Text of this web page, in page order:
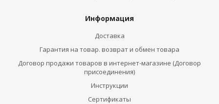
Информация
Доставка
Гарантия на товар. возврат и обмен товара
Договор продажи товаров в интернет-магазине (Договор
присоединения)
Инструкции
Сертификаты